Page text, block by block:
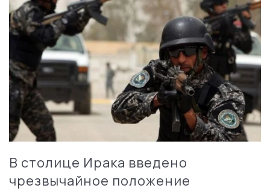
В столице Ирака введено
чрезвычайное положение